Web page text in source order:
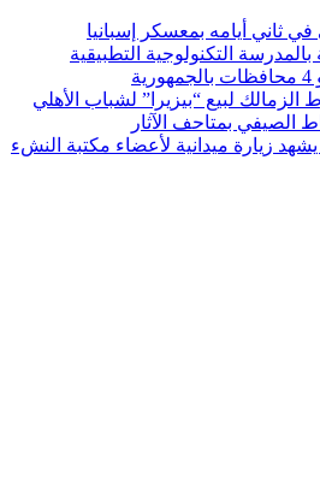
في ثاني أيامه بمعسكر إسبانيا
بالمدرسة التكنولوجية التطبيقية
لبيع “بيزيرا” لشباب الأهلي
الصيفي بمتاحف الآثار
زيارة ميدانية لأعضاء مكتبة النشء